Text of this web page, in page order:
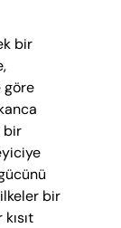
bir
göre
bir
bir